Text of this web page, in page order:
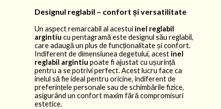
Designul reglabil – confort și versatilitate
Un aspect remarcabil al acestui inel reglabil
argintiu cu pentagramă este designul său reglabil,
care adaugă un plus de funcționalitate și confort.
Indiferent de dimensiunea degetului, acest inel
reglabil argintiu poate fi ajustat cu ușurință
pentru a se potrivi perfect. Acest lucru face ca
inelul să fie ideal pentru oricine, indiferent de
preferințele personale sau de schimbările fizice,
asigurând un confort maxim fără compromisuri
estetice.